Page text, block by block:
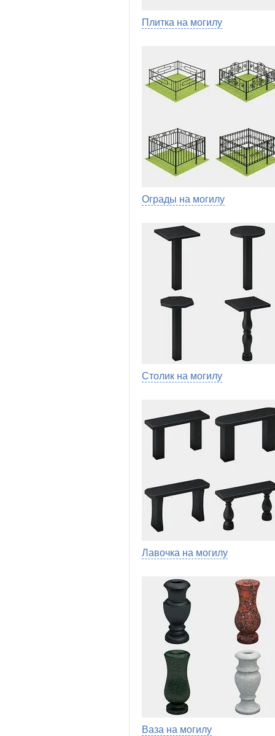
Плитка на могилу
Ограды на могилу
Столик на могилу
Лавочка на могилу
Ваза на могилу